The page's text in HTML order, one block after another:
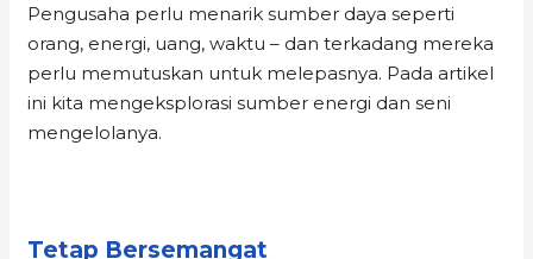
Pengusaha perlu menarik sumber daya seperti
orang, energi, uang, waktu – dan terkadang mereka
perlu memutuskan untuk melepasnya. Pada artikel
ini kita mengeksplorasi sumber energi dan seni
mengelolanya.
Tetap Bersemangat